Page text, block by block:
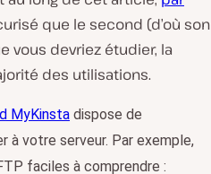
que le second (d’où son
vous devriez étudier, la
des utilisations.
MyKinsta dispose de
à votre serveur. Par exemple,
faciles à comprendre :